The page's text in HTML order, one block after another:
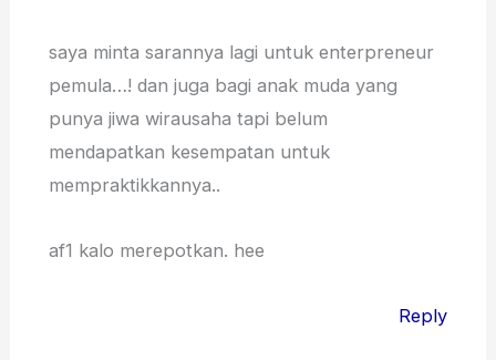
saya minta sarannya lagi untuk enterpreneur
pemula…! dan juga bagi anak muda yang
punya jiwa wirausaha tapi belum
mendapatkan kesempatan untuk
mempraktikkannya..
af1 kalo merepotkan. hee
Reply